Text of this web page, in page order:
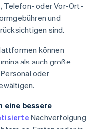
Telefon- oder Vor-Ort-
und
sind.
können
als auch große
oder
eine bessere
Nachverfolgung